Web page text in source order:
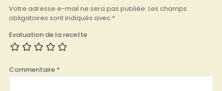
Votre adresse e-mail ne sera pas publiée. Les champs
obligatoires sont indiqués avec *
Evaluation de la recette
Commentaire *